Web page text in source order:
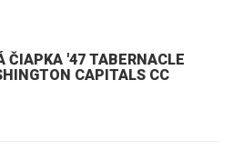
ČIAPKA '47 TABERNACLE
CAPITALS CC